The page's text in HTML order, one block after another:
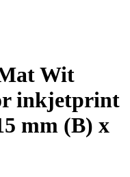
Wit
inkjetprint
mm (B) x